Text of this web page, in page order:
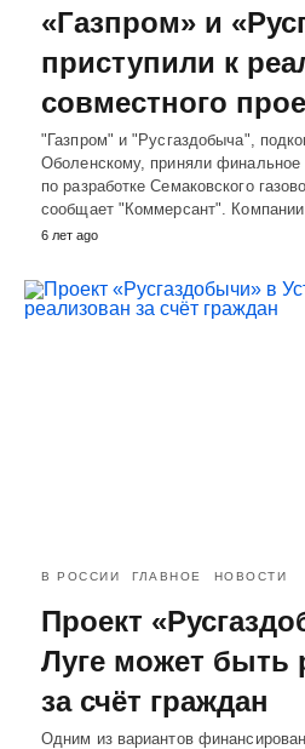
«Газпром» и
приступили к
совместного
"Газпром" и "Русгаздобыча",
Оболенскому, приняли финальное
по разработке Семаковского
сообщает "Коммерсант".
6 лет ago
В РОССИИ ГЛАВНОЕ НОВОСТИ
Проект
Луге может быть
за счёт граждан
Одним из вариантов